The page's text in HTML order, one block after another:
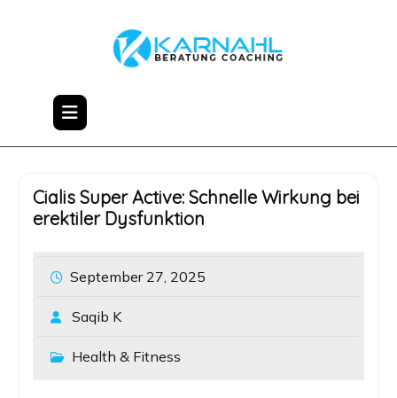
Cialis Super Active: Schnelle Wirkung bei
erektiler Dysfunktion
September 27, 2025
Saqib K
Health & Fitness